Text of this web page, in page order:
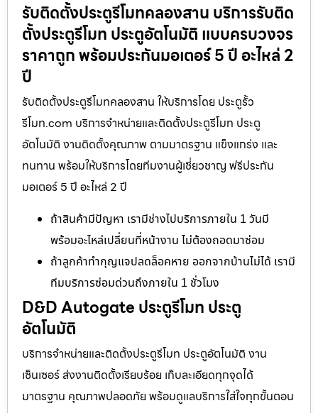
รับติดตั้งประตูรีโมทคลองสาน บริการรับติด
ตั้งประตูรีโมท ประตูอัตโนมัติ แบบครบวงจร
ราคาถูก พร้อมประกันมอเตอร์ 5 ปี อะไหล่ 2
ปี
รับติดตั้งประตูรีโมทคลองสาน ให้บริการโดย ประตูรั้ว
รีโมท.com บริการจำหน่ายและติดตั้งประตูรีโมท ประตู
อัตโนมัติ งานติดตั้งคุณภาพ ตามมาตรฐาน แข็งแกร่ง และ
ทนทาน พร้อมให้บริการโดยทีมงานผู้เชี่ยวชาญ ฟรีประกัน
มอเตอร์ 5 ปี อะไหล่ 2 ปี
ถ้าสินค้ามีปัญหา เรามีช่างไปบริการภายใน 1 วันมี
พร้อมอะไหล่เปลี่ยนที่หน้างาน ไม่ต้องถอดมาซ่อม
ถ้าลูกค้าทำกุญแจปลดล็อคหาย ออกจากบ้านไม่ได้ เรามี
ทีมบริการซ่อมด่วนถึงภายใน 1 ชั่วโมง
D&D Autogate ประตูรีโมท ประตู
อัตโนมัติ
บริการจำหน่ายและติดตั้งประตูรีโมท ประตูอัตโนมัติ งาน
เซ็นเซอร์ ส่งงานติดตั้งเรียบร้อย เก็บละเอียดทุกจุดได้
มาตรฐาน คุณภาพปลอดภัย พร้อมดูแลบริการใส่ใจทุกขั้นตอน